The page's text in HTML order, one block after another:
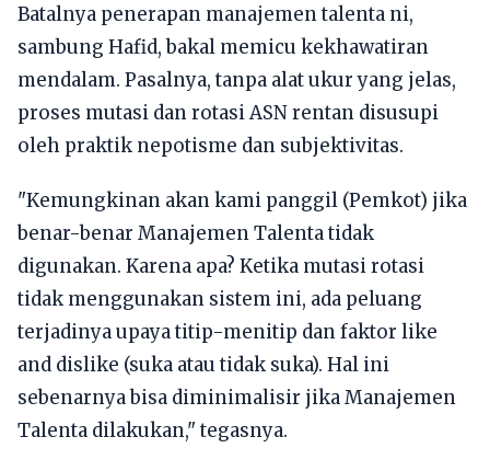
Batalnya penerapan manajemen talenta ni,
sambung Hafid, bakal memicu kekhawatiran
mendalam. Pasalnya, tanpa alat ukur yang jelas,
proses mutasi dan rotasi ASN rentan disusupi
oleh praktik nepotisme dan subjektivitas.
"Kemungkinan akan kami panggil (Pemkot) jika
benar-benar Manajemen Talenta tidak
digunakan. Karena apa? Ketika mutasi rotasi
tidak menggunakan sistem ini, ada peluang
terjadinya upaya titip-menitip dan faktor like
and dislike (suka atau tidak suka). Hal ini
sebenarnya bisa diminimalisir jika Manajemen
Talenta dilakukan," tegasnya.